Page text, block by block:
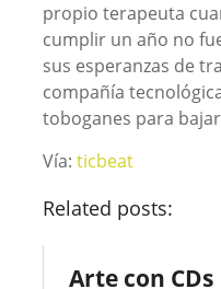
propio terapeuta
cumplir un año no
sus esperanzas de
compañía
toboganes para
Vía: ticbeat
Related posts:
Arte con CDs